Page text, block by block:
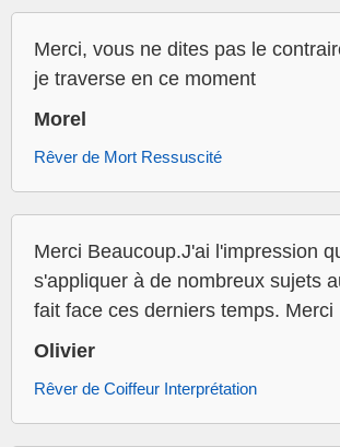
Merci, vous ne dites pas le
je traverse en ce moment
Morel
Rêver de Mort Ressuscité
Merci Beaucoup.J'ai l'impression
s'appliquer à de nombreux sujets
fait face ces derniers temps. Merci
Olivier
Rêver de Coiffeur Interprétation